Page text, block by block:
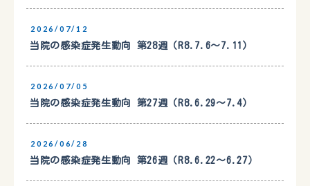
2026/07/12
当院の感染症発生動向 第28週（R8.7.6〜7.11）
2026/07/05
当院の感染症発生動向 第27週（R8.6.29〜7.4）
2026/06/28
当院の感染症発生動向 第26週（R8.6.22〜6.27）